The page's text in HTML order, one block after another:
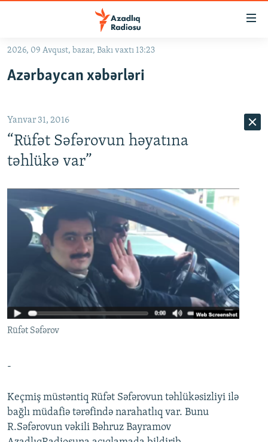
Əsas
qayıt
qayıt
Axtarışa
ARAŞDIRMA
MULTIMEDIA
VIDEO
FOTOQALEREYA
KARIKATURA
RADIO ARXIV
OXU ZALI
AZƏRBAYCAN ƏDƏBIYYATI KITABXANASI
İSLAM VƏ DEMOKRATIYA
HAQQIMIZDA
PEŞƏ ETIKASI VƏ JURNALISTIKA STANDARTLARIMIZ
BIZI IZLƏ
2026, 09 Avqust, bazar, Bakı vaxtı 13:23
Azərbaycan xəbərləri
Yanvar 31, 2016
“Rüfət Səfərovun həyatına
təhlükə var”
Rüfət Səfərov
-
Keçmiş müstəntiq Rüfət Səfərovun təhlükəsizliyi ilə
bağlı müdafiə tərəfində narahatlıq var. Bunu
R.Səfərovun vəkili Bəhruz Bayramov